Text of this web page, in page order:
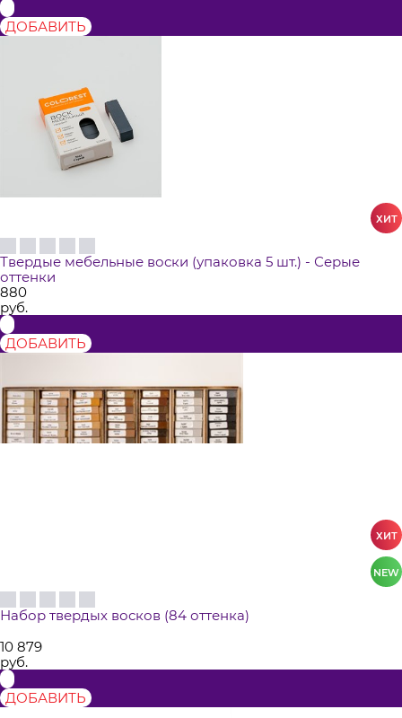
ДОБАВИТЬ
Твердые мебельные воски (упаковка 5 шт.) - Серые
оттенки
880
руб.
ДОБАВИТЬ
Набор твердых восков (84 оттенка)
10 879
руб.
ДОБАВИТЬ